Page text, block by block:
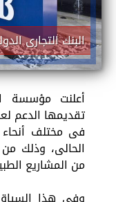
البنك التجارى
تقديمها الدعم
فى مختلف أنحاء
الحالى، وذلك
من المشاريع